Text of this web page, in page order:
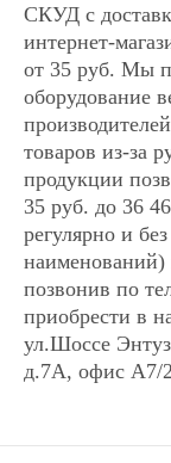
Арт:
14
●
Арт:
14
●
СКУД с
интернет-
от 35 руб. Мы
оборудование
товаров из-за
продукции
35 руб. до 36
регулярно и
наименований)
позвонив по
приобрести в
ул.Шоссе
д.7А, офис А7/